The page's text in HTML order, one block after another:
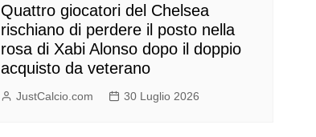
Quattro giocatori del Chelsea
rischiano di perdere il posto nella
rosa di Xabi Alonso dopo il doppio
acquisto da veterano
JustCalcio.com 30 Luglio 2026